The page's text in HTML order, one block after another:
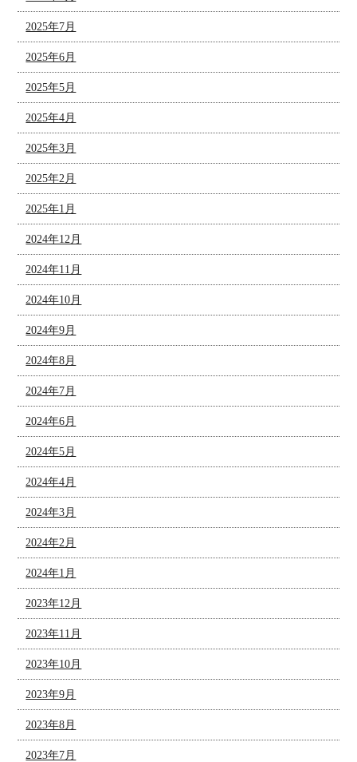
2025年7月
2025年6月
2025年5月
2025年4月
2025年3月
2025年2月
2025年1月
2024年12月
2024年11月
2024年10月
2024年9月
2024年8月
2024年7月
2024年6月
2024年5月
2024年4月
2024年3月
2024年2月
2024年1月
2023年12月
2023年11月
2023年10月
2023年9月
2023年8月
2023年7月